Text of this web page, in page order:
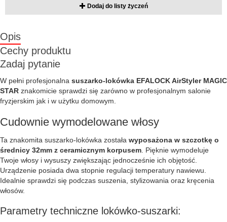
Dodaj do listy życzeń
Opis
Cechy produktu
Zadaj pytanie
W pełni profesjonalna suszarko-lokówka EFALOCK AirStyler MAGIC
STAR znakomicie sprawdzi się zarówno w profesjonalnym salonie
fryzjerskim jak i w użytku domowym.
Cudownie wymodelowane włosy
Ta znakomita suszarko-lokówka została wyposażona w szczotkę o
średnicy 32mm z ceramicznym korpusem . Pięknie wymodeluje
Twoje włosy i wysuszy zwiększając jednocześnie ich objętość.
Urządzenie posiada dwa stopnie regulacji temperatury nawiewu.
Idealnie sprawdzi się podczas suszenia, stylizowania oraz kręcenia
włosów.
Parametry techniczne lokówko-suszarki: